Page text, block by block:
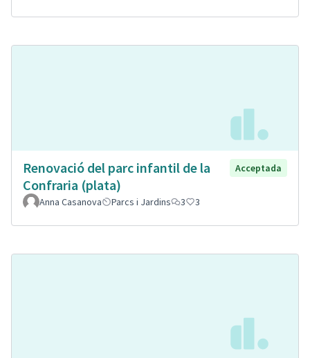
Renovació del parc infantil de la
Confraria (plata)
Acceptada
Anna Casanova Parcs i Jardins 3 3